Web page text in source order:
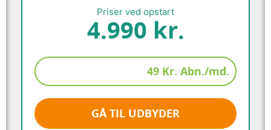
Priser ved opstart
4.990 kr.
49 Kr. Abn./md.
GÅ TIL UDBYDER